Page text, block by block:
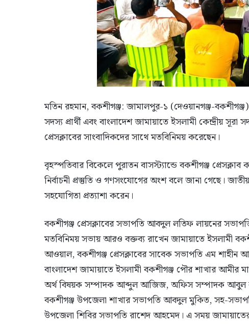
মতিন রহমান, বকশীগঞ্জ: জামালপুর-১ (দেওয়ানগঞ্জ-
সদস্য প্রার্থী এবং বাংলাদেশ জামায়াতে ইসলামী কেন্দ্রীয়
প্রেসক্লাবের সাংবাদিকদের সাথে মতবিনিময় করেছেন।
বৃহস্পতিবার বিকেলে পুরাতন বাসস্ট্যান্ডে বকশীগঞ্জ
নির্বাচনী প্রস্তুতি ও গণসংযোগের অংশ বলে জানা গেছে।
সহযোগিতা প্রত্যাশা করেন।
বকশীগঞ্জ প্রেসক্লাবের সভাপতি আবদুল লতিফ লায়নের
মতবিনিময় সভায় আরও বক্তব্য রাখেন জামায়াতে ইসলামী
আওয়াল, বকশীগঞ্জ প্রেসক্লাবের সাবেক সভাপতি এম
বাংলাদেশ জামায়াতে ইসলামী বকশীগঞ্জ পৌর শাখার আমীর
অর্থ বিষয়ক সম্পাদক আব্দুল আজিজ, অফিস সম্পাদক আবুল
বকশীগঞ্জ উপজেলা শাখার সভাপতি আবদুল মুকিত, সহ-
উপজেলা শিবির সভাপতি রাশেদ আহমেদ। এ সময় জামায়াতের